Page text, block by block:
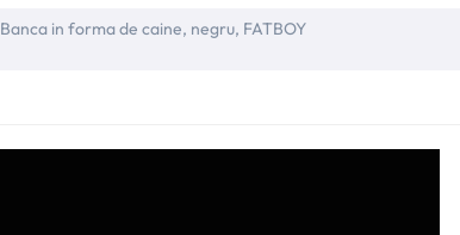
Banca in forma de caine, negru, FATBOY